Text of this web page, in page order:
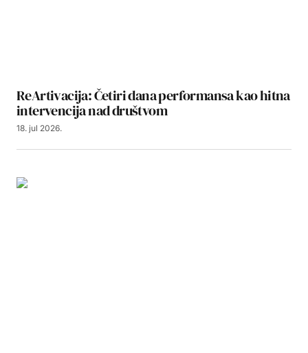
ReArtivacija: Četiri dana performansa kao hitna
intervencija nad društvom
18. jul 2026.